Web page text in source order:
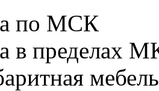
по МСК
в пределах